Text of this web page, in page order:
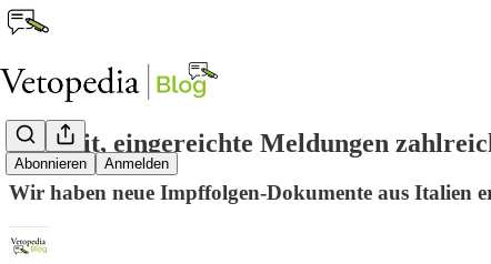
Abonnieren Anmelden
Hilf mit, eingereichte Meldungen
Wir haben neue Impffolgen-Dokumente aus Italien